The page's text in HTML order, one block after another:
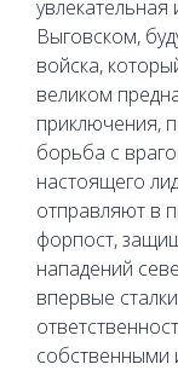
Выговском,
войска,
великом
приключения,
борьба с
настоящего
отправляют в
форпост,
нападений
впервые
собственными